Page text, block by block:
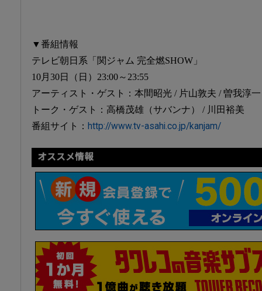
▼番組情報
テレビ朝日系「関ジャム 完全燃SHOW」
10月30日（日）23:00～23:55
アーティスト・ゲスト：本間昭光 / 片山敦夫 / 曽我淳一
トーク・ゲスト：高橋茂雄（サバンナ） / 川田裕美
番組サイト： http://www.tv-asahi.co.jp/kanjam/
オススメ情報